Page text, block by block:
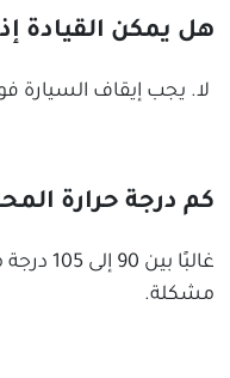
هل يمكن القيادة
لا. يجب إيقاف السيارة
كم درجة حرارة
غالبًا
مشكلة.